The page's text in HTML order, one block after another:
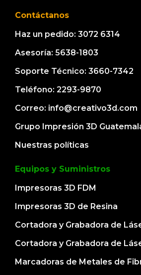
Contáctanos
Haz un pedido: 3072 6314
Asesoría: 5638-1803
Soporte Técnico: 3660-7342
Teléfono: 2293-9870
Correo: info@creativo3d.com
Grupo Impresión 3D
Nuestras políticas
Equipos y Suministros
Impresoras 3D FDM
Impresoras 3D de Resina
Cortadora y Grabadora de
Cortadora y Grabadora de
Marcadoras de Metales de